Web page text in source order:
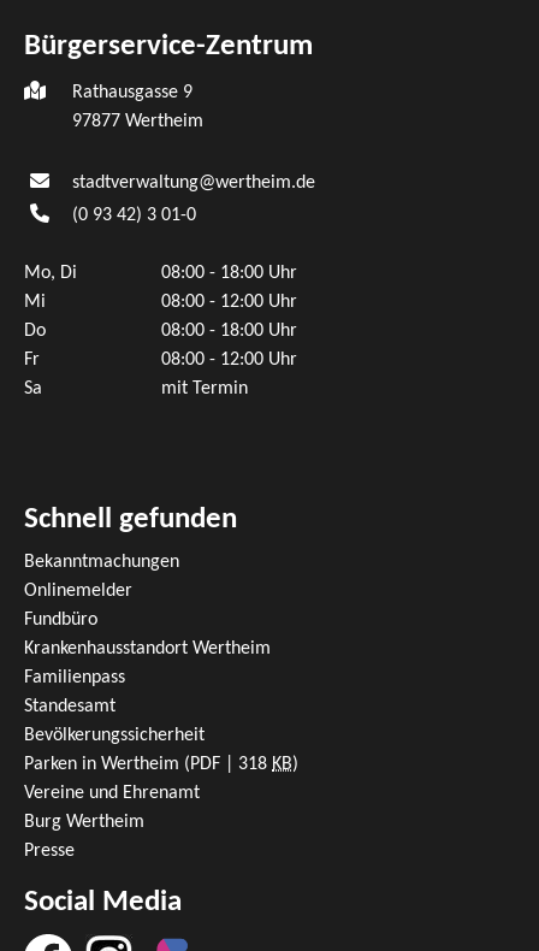
Bürgerservice-Zentrum
Rathausgasse 9
97877 Wertheim
stadtverwaltung@wertheim.de
(0 93 42) 3 01-0
Mo, Di
08:00 - 18:00 Uhr
Mi
08:00 - 12:00 Uhr
Do
08:00 - 18:00 Uhr
Fr
08:00 - 12:00 Uhr
Sa
mit Termin
Schnell gefunden
Bekanntmachungen
Onlinemelder
Fundbüro
Krankenhausstandort Wertheim
Familienpass
Standesamt
Bevölkerungssicherheit
Parken in Wertheim (PDF | 318 KB)
Vereine und Ehrenamt
Burg Wertheim
Presse
Social Media